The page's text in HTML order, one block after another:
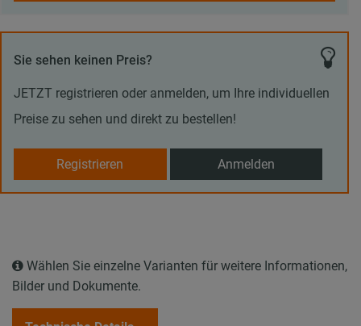
Sie sehen keinen Preis?
JETZT registrieren oder anmelden, um Ihre individuellen
Preise zu sehen und direkt zu bestellen!
Registrieren Anmelden
Wählen Sie einzelne Varianten für weitere Informationen,
Bilder und Dokumente.